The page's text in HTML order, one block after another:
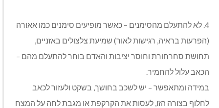
4. לא להתעלם מהסימנים – כאשר מופיעים סימנים כמו אאורה
(הפרעות בראיה, רגישות לאור) שמיעת צלצולים באזניים,
תחושת סחרחורת וחוסר יציבות והאדם בוחר להתעלם מהם –
הכאב עלול להחמיר.
במידה ומתאפשר – יש לשכב בחושך, בשקט ולעזור לכאב
לחלוף בצורה הזו, לעסות את הקרקפת או מגבת לחה על המצח